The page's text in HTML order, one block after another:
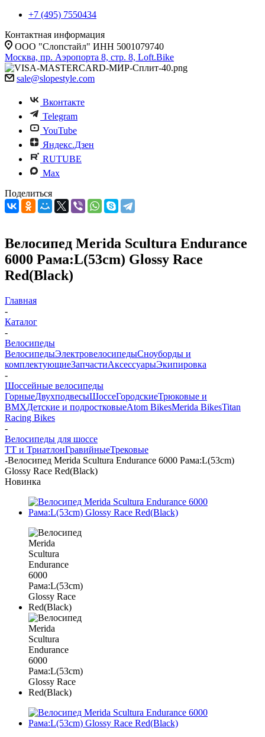
+7 (495) 7550434
Контактная информация
ООО "Слопстайл" ИНН 5001079740
Москва, пр. Аэропорта 8, стр. 8, Loft.Bike
sale@slopestyle.com
Вконтакте
Telegram
YouTube
Яндекс.Дзен
RUTUBE
Max
Поделиться
Велосипед Merida Scultura Endurance
6000 Рама:L(53cm) Glossy Race
Red(Black)
Главная
-
Каталог
-
Велосипеды
ВелосипедыЭлектровелосипедыCноуборды и
комплектующиеЗапчастиАксессуарыЭкипировка
-
Шоссейные велосипеды
ГорныеДвухподвесыШоссеГородскиеТрюковые и
BMXДетские и подростковыеAtom BikesMerida BikesTitan
Racing Bikes
-
Велосипеды для шоссе
ТТ и ТриатлонГравийныеТрековые
-Велосипед Merida Scultura Endurance 6000 Рама:L(53cm)
Glossy Race Red(Black)
Новинка